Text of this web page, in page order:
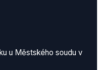
u Městského soudu v